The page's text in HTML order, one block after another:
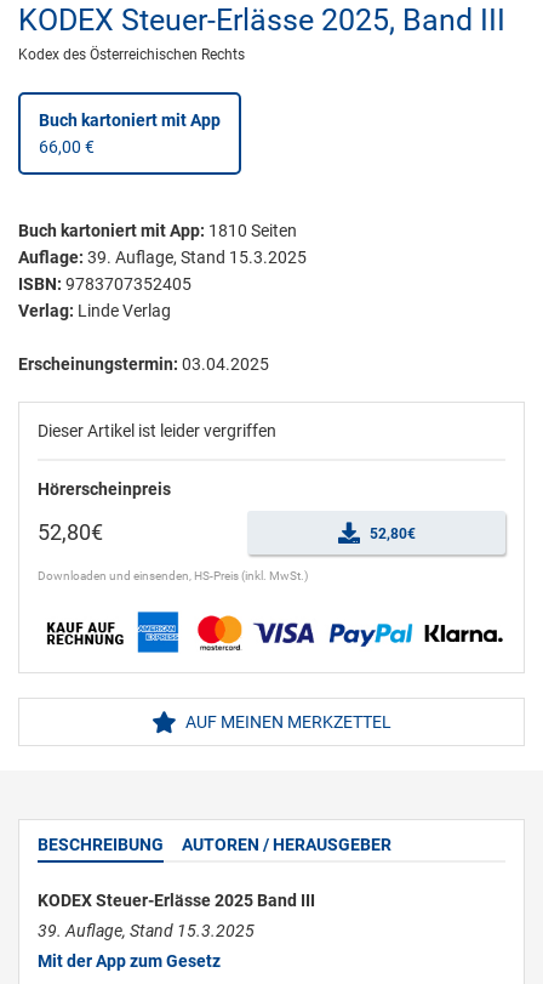
KODEX Steuer-Erlässe 2025, Band III
Kodex des Österreichischen Rechts
Buch kartoniertmit App
66,00 €
Buch kartoniertmit App: 1810 Seiten
Auflage: 39. Auflage, Stand 15.3.2025
ISBN: 9783707352405
Verlag: Linde Verlag
Erscheinungstermin: 03.04.2025
Dieser Artikel ist leider vergriffen
Hörerscheinpreis
52,80€ 52,80€
Downloaden und einsenden, HS-Preis (inkl. MwSt.)
AUF MEINEN MERKZETTEL
BESCHREIBUNG AUTOREN / HERAUSGEBER
KODEX Steuer-Erlässe 2025 Band III
39. Auflage, Stand 15.3.2025
Mit der App zum Gesetz